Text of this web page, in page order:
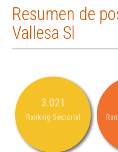
Resumen de
Vallesa Sl
3.021
Ranking Sectorial